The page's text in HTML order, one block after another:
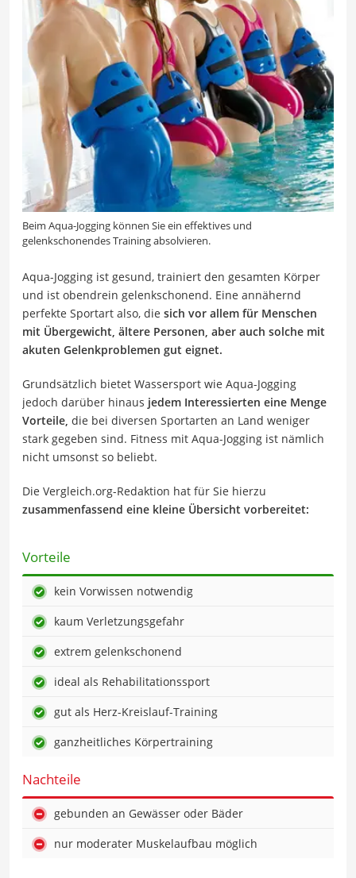
Beim Aqua-Jogging können Sie ein effektives und
gelenkschonendes Training absolvieren.
Aqua-Jogging ist gesund, trainiert den gesamten Körper
und ist obendrein gelenkschonend. Eine annähernd
perfekte Sportart also, die sich vor allem für Menschen
mit Übergewicht, ältere Personen, aber auch solche mit
akuten Gelenkproblemen gut eignet.
Grundsätzlich bietet Wassersport wie Aqua-Jogging
jedoch darüber hinaus jedem Interessierten eine Menge
Vorteile, die bei diversen Sportarten an Land weniger
stark gegeben sind. Fitness mit Aqua-Jogging ist nämlich
nicht umsonst so beliebt.
Die Vergleich.org-Redaktion hat für Sie hierzu
zusammenfassend eine kleine Übersicht vorbereitet:
Vorteile
kein Vorwissen notwendig
kaum Verletzungsgefahr
extrem gelenkschonend
ideal als Rehabilitationssport
gut als Herz-Kreislauf-Training
ganzheitliches Körpertraining
Nachteile
gebunden an Gewässer oder Bäder
nur moderater Muskelaufbau möglich